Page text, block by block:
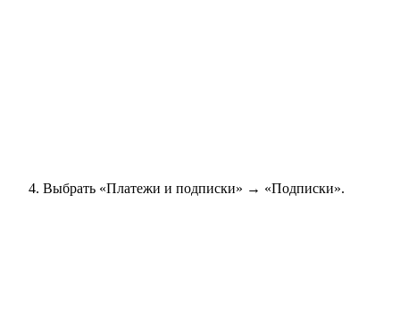
Выбрать «Платежи и подписки» → «Подписки».